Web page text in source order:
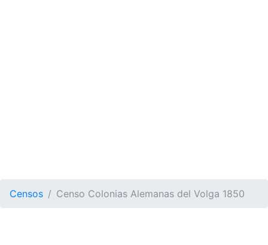
Censos Censo Colonias Alemanas del Volga 1850